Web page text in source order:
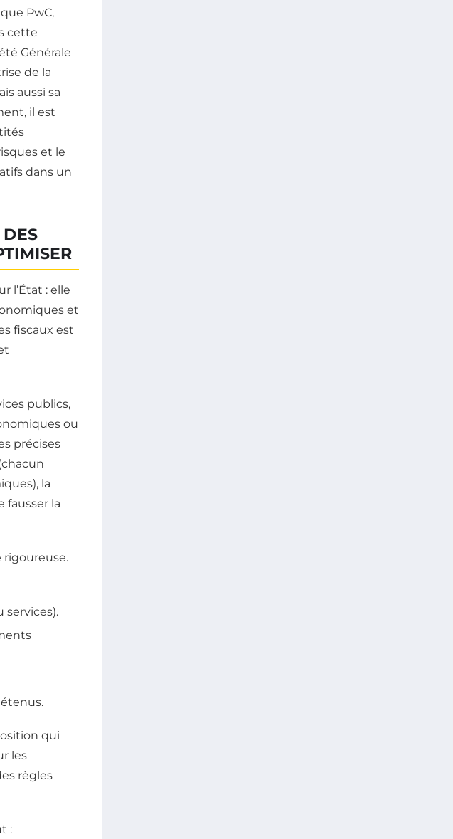
PwC,
cette
Générale
de la
aussi sa
il est
et le
dans un
l’État : elle
et
fiscaux est
publics,
ou
précises
la
fausser la
rigoureuse.
services).
qui
les
règles
: